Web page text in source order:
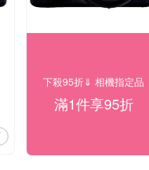
下殺95折⇓ 相機指定品
滿1件享95折